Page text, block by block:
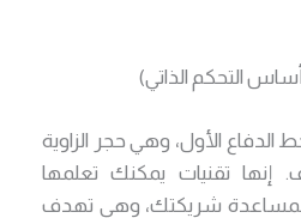
التحكم الذاتي)
الدفاع الأول، وهي حجر الزاوية
تقنيات يمكنك تعلمها
شريكتك، وهي تهدف